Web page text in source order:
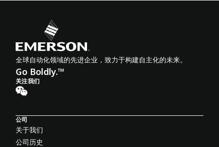
全球自动化领域的先进企业，致力于构建自主化的未来。
Go Boldly.™
关注我们
公司
关于我们
公司历史